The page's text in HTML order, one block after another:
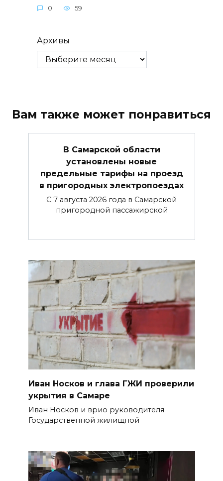
0 59
Архивы
Вам также может понравиться
В Самарской области
установлены новые
предельные тарифы на проезд
в пригородных электропоездах
С 7 августа 2026 года в Самарской
пригородной пассажирской
Иван Носков и глава ГЖИ проверили
укрытия в Самаре
Иван Носков и врио руководителя
Государственной жилищной